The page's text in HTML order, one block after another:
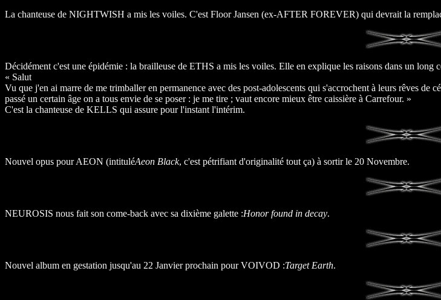
La chanteuse de NIGHTWISH a mis les voiles. C'est Floor Jansen (ex-AFTER FOREVER) qui devrait la
Décidément c'est une épidémie : la brailleuse de ETHS a mis les voiles. Elle en explique les raisons dans un
« Salut
Vu que j'en ai marre de me trimballer en permanence avec des post-adolescents qui s'accrochent à leurs rêves de
passé un certain âge on a tous envie de se poser : je me tire ; vaut encore mieux être caissière à Carrefour. »
C'est la chanteuse de KELLS qui assure pour l'instant l'intérim.
Nouvel opus pour AEON (intituléAeon Black, c'est pétrifiant d'originalité tout ça) à sortir le 20 Novembre.
NEUROSIS nous fait son come-back avec sa dixième galette :Honor found in decay.
Nouvel album en gestation jusqu'au 22 Janvier prochain pour VOIVOD :Target Earth.